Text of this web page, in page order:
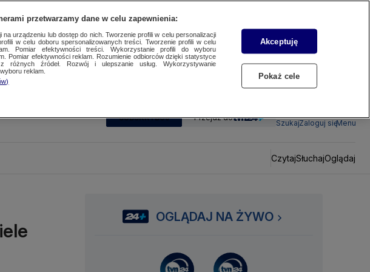
SUBSKRYBUJ Przejdź do
SzukajZaloguj sięMenu
CzytajSłuchajOglądaj
OGLĄDAJ NA ŻYWO
przetwarzamy dane w celu zapewnienia:
na urządzeniu lub dostęp do nich. Tworzenie profili w celu personalizacji
w celu doboru spersonalizowanych treści. Tworzenie profili w celu
Pomiar efektywności treści. Wykorzystanie profili do wyboru
Pomiar efektywności reklam. Rozumienie odbiorców dzięki statystyce
różnych źródeł. Rozwój i ulepszanie usług. Wykorzystywanie
reklam.
Akceptuję
Pokaż cele